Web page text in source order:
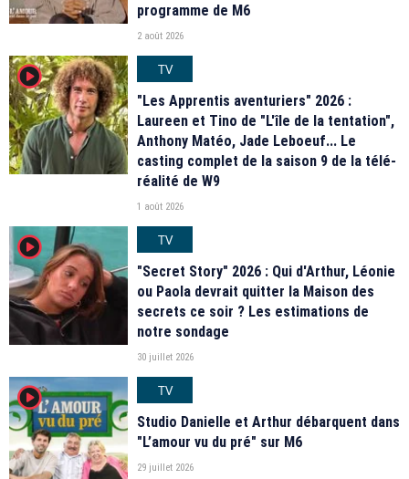
programme de M6
2 août 2026
player2
TV
"Les Apprentis aventuriers" 2026 :
Laureen et Tino de "L'île de la tentation",
Anthony Matéo, Jade Leboeuf... Le
casting complet de la saison 9 de la télé-
réalité de W9
1 août 2026
player2
TV
"Secret Story" 2026 : Qui d'Arthur, Léonie
ou Paola devrait quitter la Maison des
secrets ce soir ? Les estimations de
notre sondage
30 juillet 2026
player2
TV
Studio Danielle et Arthur débarquent dans
"L’amour vu du pré" sur M6
29 juillet 2026